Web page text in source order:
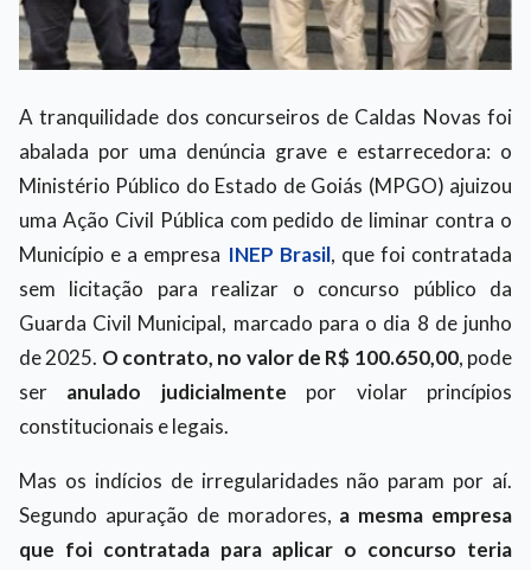
A tranquilidade dos concurseiros de Caldas Novas foi
abalada por uma denúncia grave e estarrecedora: o
Ministério Público do Estado de Goiás (MPGO) ajuizou
uma Ação Civil Pública com pedido de liminar contra o
Município e a empresa INEP Brasil, que foi contratada
sem licitação para realizar o concurso público da
Guarda Civil Municipal, marcado para o dia 8 de junho
de 2025. O contrato, no valor de R$ 100.650,00, pode
ser anulado judicialmente por violar princípios
constitucionais e legais.
Mas os indícios de irregularidades não param por aí.
Segundo apuração de moradores, a mesma empresa
que foi contratada para aplicar o concurso teria